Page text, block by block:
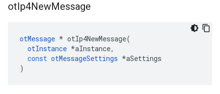
otIp4NewMessage
otMessage * otIp4NewMessage(
otInstance *aInstance,
const otMessageSettings *aSettings
)